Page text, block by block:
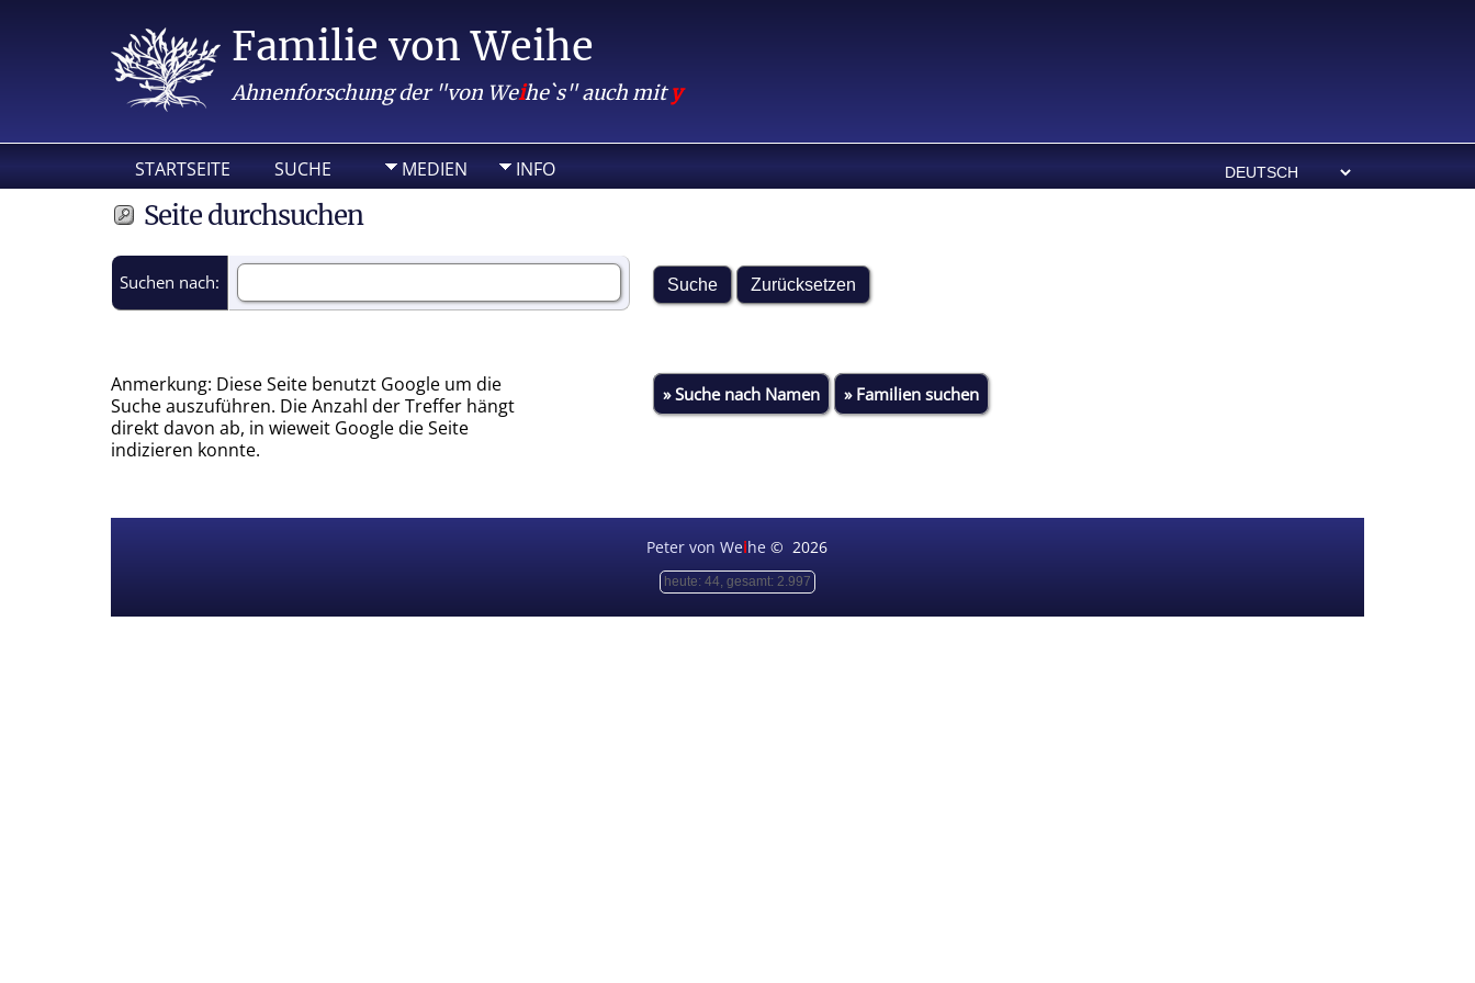
Familie von Weihe
Ahnenforschung der "von Weihe`s" auch mity
STARTSEITE SUCHE MEDIEN INFO
Seite durchsuchen
Suchen nach:
Anmerkung: Diese Seite benutzt Google um die
Suche auszuführen. Die Anzahl der Treffer hängt
direkt davon ab, in wieweit Google die Seite
indizieren konnte.
» Suche nach Namen » Familien suchen
Peter von Weihe ©2026
heute: 44, gesamt: 2.997